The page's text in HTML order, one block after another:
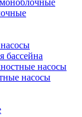
бассейна
насосы
насосы